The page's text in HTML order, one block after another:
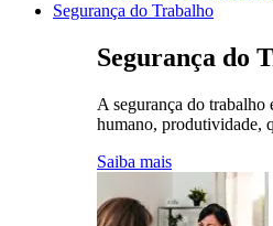
Segurança do Trabalho
Segurança do
A segurança do trabalho
humano, produtividade,
Saiba mais